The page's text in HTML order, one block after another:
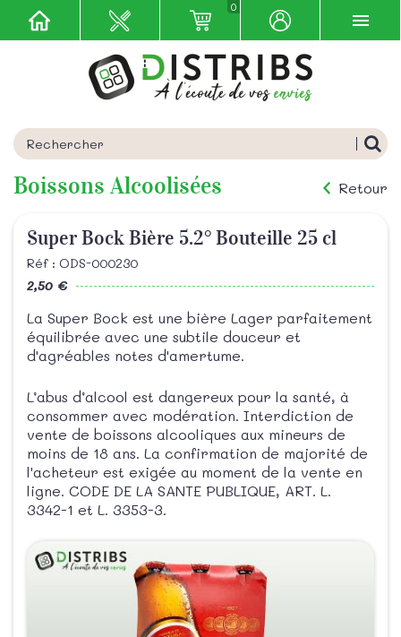
0
Boissons Alcoolisées Retour
Super Bock Bière 5.2° Bouteille 25 cl
Réf : ODS-000230
2,50 €
La Super Bock est une bière Lager parfaitement
équilibrée avec une subtile douceur et
d'agréables notes d'amertume.
L’abus d’alcool est dangereux pour la santé, à
consommer avec modération. Interdiction de
vente de boissons alcooliques aux mineurs de
moins de 18 ans. La confirmation de majorité de
l'acheteur est exigée au moment de la vente en
ligne. CODE DE LA SANTE PUBLIQUE, ART. L.
3342-1 et L. 3353-3.